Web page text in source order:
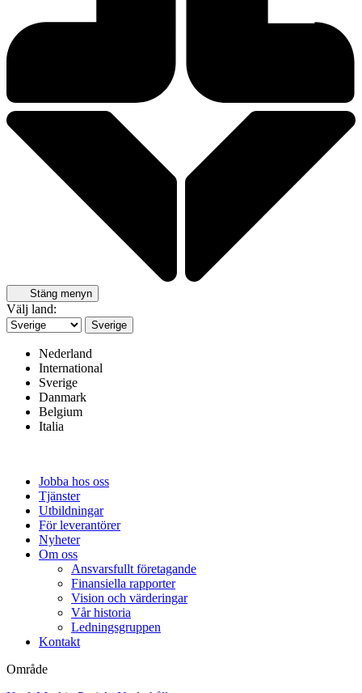
Stäng menyn
Välj land:
Sverige
Nederland
International
Sverige
Danmark
Belgium
Italia
Jobba hos oss
Tjänster
Utbildningar
För leverantörer
Nyheter
Om oss
Ansvarsfullt företagande
Finansiella rapporter
Vision och värderingar
Vår historia
Ledningsgruppen
Kontakt
Område